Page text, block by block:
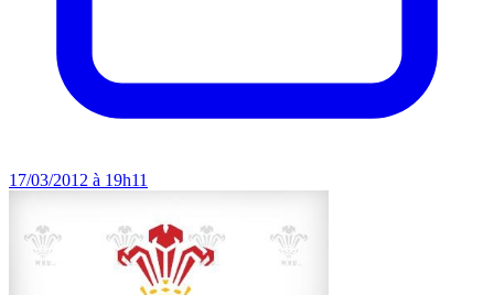
17/03/2012 à 19h11